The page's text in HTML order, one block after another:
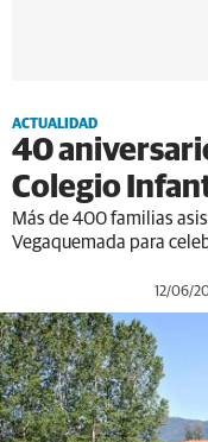
ACTUALIDAD
40
Colegio
Más de 400 familias
Vegaquemada para
12/06/